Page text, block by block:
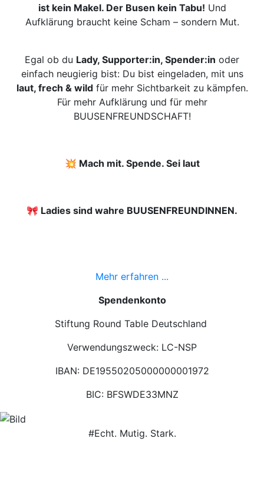
ist kein Makel. Der Busen kein Tabu! Und
Aufklärung braucht keine Scham – sondern Mut.
Egal ob du Lady, Supporter:in, Spender:in oder
einfach neugierig bist: Du bist eingeladen, mit uns
laut, frech & wildfür mehr Sichtbarkeit zu kämpfen.
Für mehr Aufklärung und für mehr
BUUSENFREUNDSCHAFT!
💥 Mach mit. Spende. Sei laut
🎀 Ladies sind wahre BUUSENFREUNDINNEN.
Mehr erfahren ...
Spendenkonto
Stiftung Round Table Deutschland
Verwendungszweck: LC-NSP
IBAN: DE19550205000000001972
BIC: BFSWDE33MNZ
#Echt. Mutig. Stark.